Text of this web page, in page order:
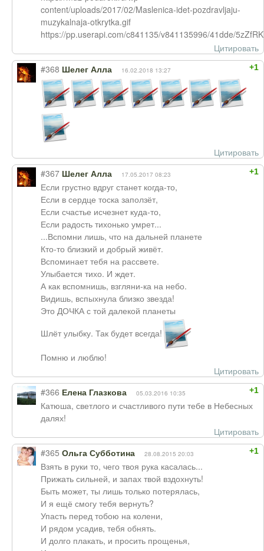
content/uploads/2017/02/Maslenica-idet-pozdravljaju-
muzykalnaja-otkrytka.gif
https://pp.userapi.com/c841135/v841135996/41dde/
Цитировать
+1
#368 Шелег Алла 16.02.2018 13:27
Цитировать
+1
#367 Шелег Алла 17.05.2017 08:23
Если грустно вдруг станет когда-то,
Если в сердце тоска заползёт,
Если счастье исчезнет куда-то,
Если радость тихонько умрет...
...Вспомни лишь, что на дальней планете
Кто-то близкий и добрый живёт.
Вспоминает тебя на рассвете.
Улыбается тихо. И ждет.
А как вспомнишь, взгляни-ка на небо.
Видишь, вспыхнула близко звезда!
Это ДОЧКА с той далекой планеты
Шлёт улыбку. Так будет всегда!
Помню и люблю!
Цитировать
+1
#366 Елена Глазкова 05.03.2016 10:35
Катюша, светлого и счастливого пути тебе в Небесных
далях!
Цитировать
+1
#365 Ольга Субботина 28.08.2015 20:03
Взять в руки то, чего твоя рука касалась...
Прижать сильней, и запах твой вздохнуть!
Быть может, ты лишь только потерялась,
И я ещё смогу тебя вернуть?
Упасть перед тобою на колени,
И рядом усадив, тебя обнять.
И долго плакать, и просить прощенья,